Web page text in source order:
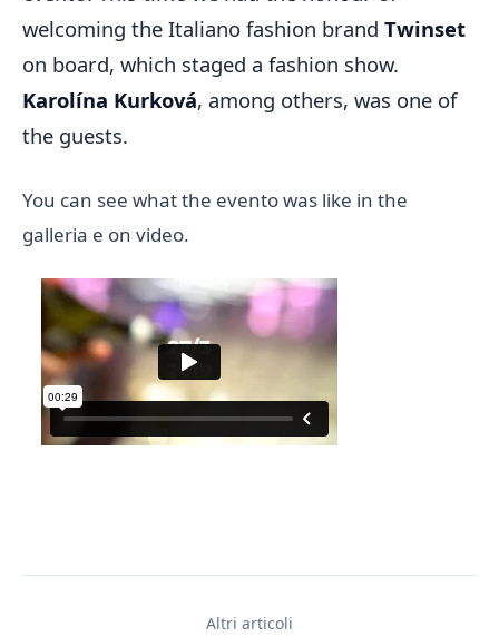
welcoming the Italiano fashion brand Twinset
on board, which staged a fashion show.
Karolína Kurková, among others, was one of
the guests.
You can see what the evento was like in the
galleria e on video.
Altri articoli